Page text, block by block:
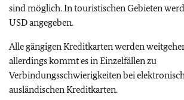
sind möglich. In touristischen Gebieten
USD angegeben.
Alle gängigen Kreditkarten werden
allerdings kommt es in Einzelfällen zu
Verbindungsschwierigkeiten bei
ausländischen Kreditkarten.